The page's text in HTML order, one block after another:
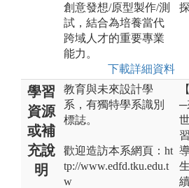
創意發想/原型製作/測
試，結合為培養當代
跨域人才的重要專業
能力。
下載詳細資料
學習
資源
或補
充說
明
教育與未來設計學
系，有獨特學系識別
標誌。
歡迎造訪本系網頁：ht
tp://www.edfd.tku.edu.t
w
─